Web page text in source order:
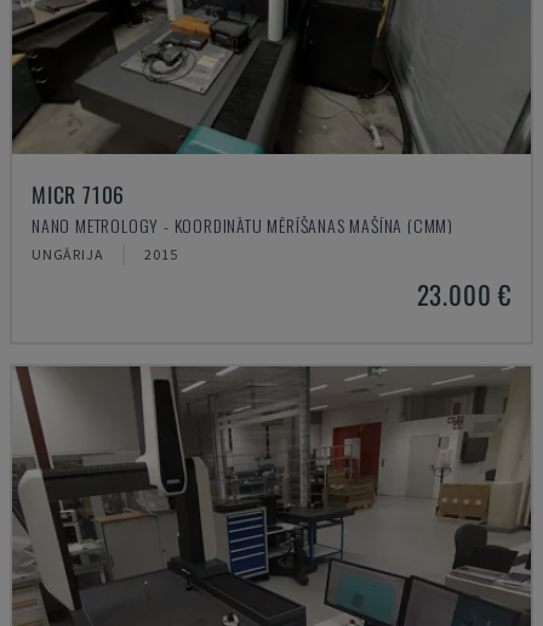
MICR 7106
NANO METROLOGY - KOORDINĀTU MĒRĪŠANAS MAŠĪNA (CMM)
UNGĀRIJA 2015
23.000 €